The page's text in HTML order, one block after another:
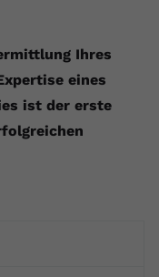
Ihres
eines
ist der erste